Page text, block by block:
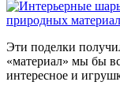
Эти поделки
«материал» мы бы
интересное и